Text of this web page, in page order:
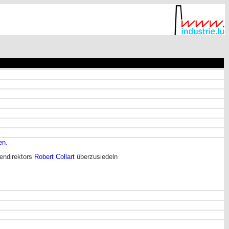
Robert Collart überzusiedeln